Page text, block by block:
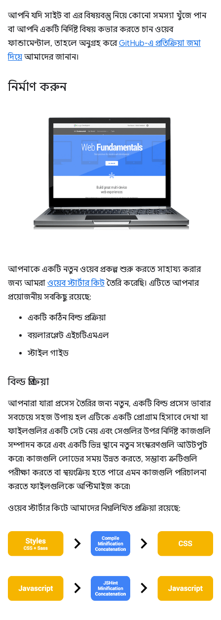
আপনি যদি সাইট বা এর বিষয়বস্তু নিয়ে কোনো সমস্যা খুঁজে পান
বা আপনি একটি নির্দিষ্ট বিষয় কভার করতে চান ওয়েব
ফান্ডামেন্টাল, তাহলে অনুগ্রহ করেGitHub-এ প্রতিক্রিয়া জমা
দিয়ে আমাদের জানান।
নির্মাণ করুন
আপনাকে একটি নতুন ওয়েব প্রকল্প শুরু করতে সাহায্য করার
জন্য আমরা ওয়েব স্টার্টার কিটতৈরি করেছি। এটিতে আপনার
প্রয়োজনীয় সবকিছু রয়েছে:
একটি কঠিন বিল্ড প্রক্রিয়া
বয়লারপ্লেট এইচটিএমএল
স্টাইল গাইড
বিল্ড প্রক্রিয়া
আপনারা যারা প্রসেস তৈরির জন্য নতুন, একটি বিল্ড প্রসেস ভাবার
সবচেয়ে সহজ উপায় হল এটিকে একটি প্রোগ্রাম হিসাবে দেখা যা
ফাইলগুলির একটি সেট নেয় এবং সেগুলির উপর নির্দিষ্ট কাজগুলি
সম্পাদন করে এবং একটি ভিন্ন স্থানে নতুন সংস্করণগুলি আউটপুট
করে৷ কাজগুলি লোডের সময় উন্নত করতে, সম্ভাব্য ত্রুটিগুলি
পরীক্ষা করতে বা স্বয়ংক্রিয় হতে পারে এমন কাজগুলি পরিচালনা
করতে ফাইলগুলিকে অপ্টিমাইজ করে৷
ওয়েব স্টার্টার কিটে আমাদের নিম্নলিখিত প্রক্রিয়া রয়েছে: